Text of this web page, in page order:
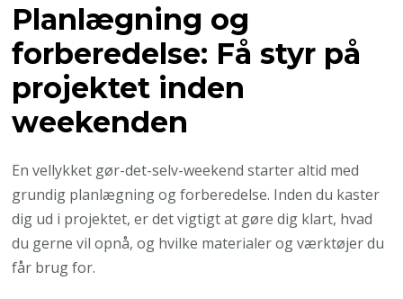
Planlægning og
forberedelse: Få styr på
projektet inden
weekenden
En vellykket gør-det-selv-weekend starter altid med
grundig planlægning og forberedelse. Inden du kaster
dig ud i projektet, er det vigtigt at gøre dig klart, hvad
du gerne vil opnå, og hvilke materialer og værktøjer du
får brug for.